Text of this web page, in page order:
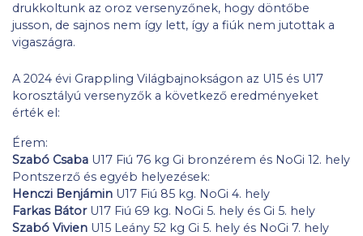
drukkoltunk az oroz versenyzőnek, hogy döntőbe
jusson, de sajnos nem így lett, így a fiúk nem jutottak a
vigaszágra.
A 2024 évi Grappling Világbajnokságon az U15 és U17
korosztályú versenyzők a következő eredményeket
érték el:
Érem:
Szabó Csaba U17 Fiú 76 kg Gi bronzérem és NoGi 12. hely
Pontszerző és egyéb helyezések:
Henczi Benjámin U17 Fiú 85 kg. NoGi 4. hely
Farkas BátorU17 Fiú 69 kg. NoGi 5. hely és Gi 5. hely
Szabó Vivien U15 Leány 52 kg Gi 5. hely és NoGi 7. hely